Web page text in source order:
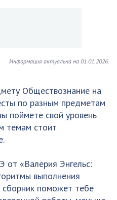
Информация актуальна на 01.01.2026.
Обществознание на
по разным предметам
поймете свой уровень
темам стоит
от «Валерия Энгельс:
выполнения
поможет тебе